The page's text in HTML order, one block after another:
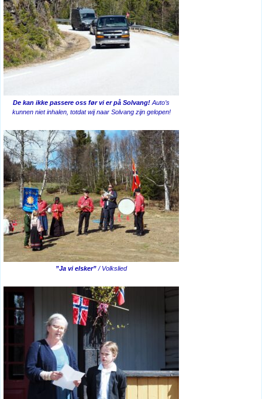
De kan ikke passere oss før vi er på Solvang! Auto’s
kunnen niet inhalen, totdat wij naar Solvang zijn gelopen!
”Ja vi elsker”/ Volkslied